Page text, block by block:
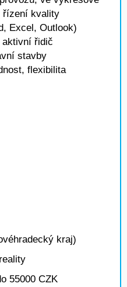
řízení kvality
Excel, Outlook)
řidič
stavby
flexibilita
kraj)
55000 CZK